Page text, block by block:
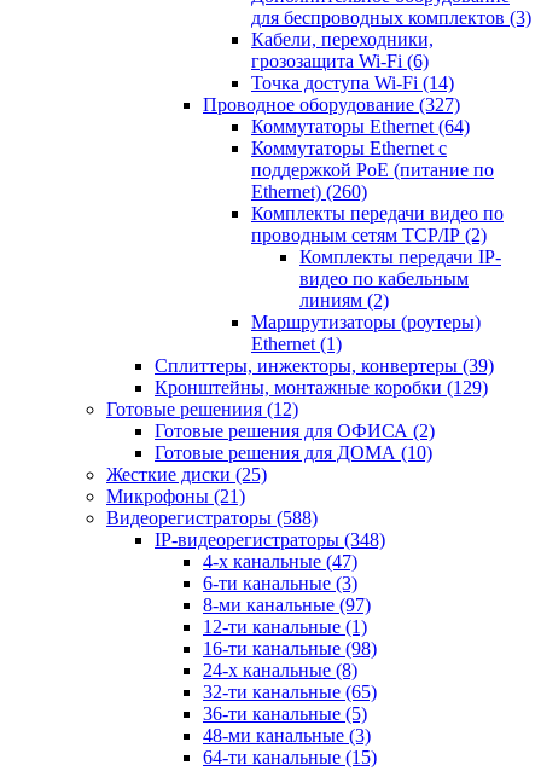
для беспроводных комплектов (3)
Кабели, переходники,
грозозащита Wi-Fi (6)
Точка доступа Wi-Fi (14)
Проводное оборудование (327)
Коммутаторы Ethernet (64)
Коммутаторы Ethernet с
поддержкой PoE (питание по
Ethernet) (260)
Комплекты передачи видео по
проводным сетям TCP/IP (2)
Комплекты передачи IP-
видео по кабельным
линиям (2)
Маршрутизаторы (роутеры)
Ethernet (1)
Сплиттеры, инжекторы, конвертеры (39)
Кронштейны, монтажные коробки (129)
Готовые решениия (12)
Готовые решения для ОФИСА (2)
Готовые решения для ДОМА (10)
Жесткие диски (25)
Микрофоны (21)
Видеорегистраторы (588)
IP-видеорегистраторы (348)
4-х канальные (47)
6-ти канальные (3)
8-ми канальные (97)
12-ти канальные (1)
16-ти канальные (98)
24-х канальные (8)
32-ти канальные (65)
36-ти канальные (5)
48-ми канальные (3)
64-ти канальные (15)